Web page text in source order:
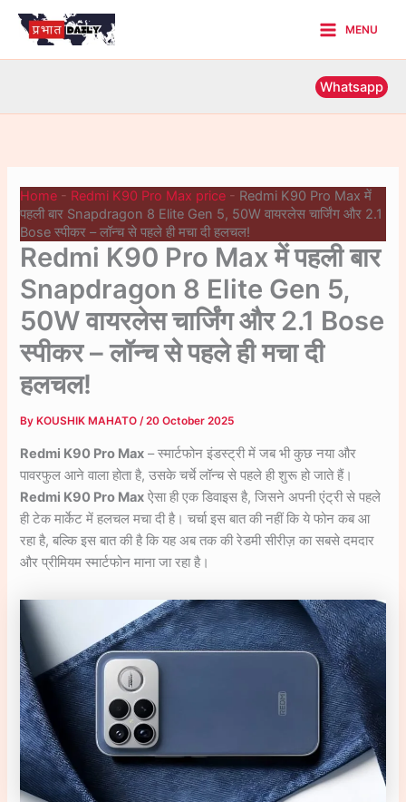
Skip
Menu
MENU
Whatsapp
Home - Redmi K90 Pro Max price - Redmi K90 Pro Max में
पहली बार Snapdragon 8 Elite Gen 5, 50W वायरलेस चार्जिंग और 2.1
Bose स्पीकर – लॉन्च से पहले ही मचा दी हलचल!
Redmi K90 Pro Max में पहली बार
Snapdragon 8 Elite Gen 5,
50W वायरलेस चार्जिंग और 2.1 Bose
स्पीकर – लॉन्च से पहले ही मचा दी
हलचल!
By KOUSHIK MAHATO/20 October 2025
Redmi K90 Pro Max – स्मार्टफोन इंडस्ट्री में जब भी कुछ नया और
पावरफुल आने वाला होता है, उसके चर्चे लॉन्च से पहले ही शुरू हो जाते हैं।
Redmi K90 Pro Max ऐसा ही एक डिवाइस है, जिसने अपनी एंट्री से पहले
ही टेक मार्केट में हलचल मचा दी है। चर्चा इस बात की नहीं कि ये फोन कब आ
रहा है, बल्कि इस बात की है कि यह अब तक की रेडमी सीरीज़ का सबसे दमदार
और प्रीमियम स्मार्टफोन माना जा रहा है।